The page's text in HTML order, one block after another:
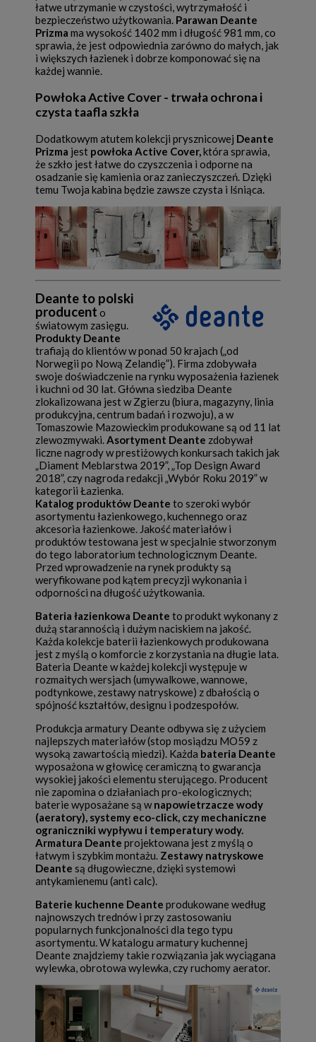
łatwe utrzymanie w czystości, wytrzymałość i
bezpieczeństwo użytkowania. Parawan Deante
Prizma ma wysokość 1402 mm i długość 981 mm, co
sprawia, że jest odpowiednia zarówno do małych, jak
i większych łazienek i dobrze komponować się na
każdej wannie.
Powłoka Active Cover - trwała ochrona i
czysta taafla szkła
Dodatkowym atutem kolekcji prysznicowej Deante
Prizma jest powłoka Active Cover, która sprawia,
że szkło jest łatwe do czyszczenia i odporne na
osadzanie się kamienia oraz zanieczyszczeń. Dzięki
temu Twoja kabina będzie zawsze czysta i lśniąca.
Deante to polski
producent o
światowym zasięgu.
Produkty Deante
trafiają do klientów w ponad 50 krajach („od
Norwegii po Nową Zelandię”). Firma zdobywała
swoje doświadczenie na rynku wyposażenia łazienek
i kuchni od 30 lat. Główna siedziba Deante
zlokalizowana jest w Zgierzu (biura, magazyny, linia
produkcyjna, centrum badań i rozwoju), a w
Tomaszowie Mazowieckim produkowane są od 11 lat
zlewozmywaki.Asortyment Deante zdobywał
liczne nagrody w prestiżowych konkursach takich jak
„Diament Meblarstwa 2019”, „Top Design Award
2018”, czy nagroda redakcji „Wybór Roku 2019” w
kategorii Łazienka.
Katalog produktów Deante to szeroki wybór
asortymentu łazienkowego, kuchennego oraz
akcesoria łazienkowe. Jakość materiałów i
produktów testowana jest w specjalnie stworzonym
do tego laboratorium technologicznym Deante.
Przed wprowadzenie na rynek produkty są
weryfikowane pod kątem precyzji wykonania i
odporności na długość użytkowania.
Bateria łazienkowa Deante to produkt wykonany z
dużą starannością i dużym naciskiem na jakość.
Każda kolekcje baterii łazienkowych produkowana
jest z myślą o komforcie z korzystania na długie lata.
Bateria Deante w każdej kolekcji występuje w
rozmaitych wersjach (umywalkowe, wannowe,
podtynkowe, zestawy natryskowe) z dbałością o
spójność kształtów, designu i podzespołów.
Produkcja armatury Deante odbywa się z użyciem
najlepszych materiałów (stop mosiądzu MO59 z
wysoką zawartością miedzi). Każda bateria Deante
wyposażona w głowicę ceramiczną to gwarancja
wysokiej jakości elementu sterującego. Producent
nie zapomina o działaniach pro-ekologicznych;
baterie wyposażane są wnapowietrzacze wody
(aeratory), systemy eco-click, czy mechaniczne
ograniczniki wypływu i temperatury wody.
Armatura Deante projektowana jest z myślą o
łatwym i szybkim montażu. Zestawy natryskowe
Deante są długowieczne, dzięki systemowi
antykamienemu (anti calc).
Baterie kuchenne Deante produkowane według
najnowszych trednów i przy zastosowaniu
popularnych funkcjonalności dla tego typu
asortymentu. W katalogu armatury kuchennej
Deante znajdziemy takie rozwiązania jak wyciągana
wylewka, obrotowa wylewka, czy ruchomy aerator.